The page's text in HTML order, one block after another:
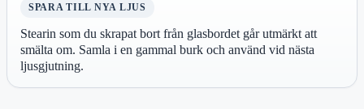
SPARA TILL NYA LJUS
Stearin som du skrapat bort från glasbordet går utmärkt att
smälta om. Samla i en gammal burk och använd vid nästa
ljusgjutning.